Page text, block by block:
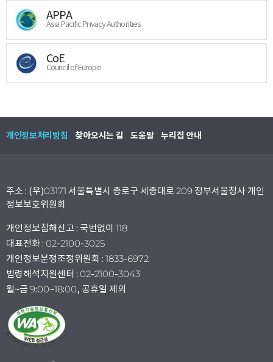
APPA
Asia Pacific Privacy Authorities
CoE
Council of Europe
개인정보처리방침 찾아오시는 길 도움말 누리집 안내
주소 : (우)03171 서울특별시 종로구 세종대로 209 정부서울청사 개인
정보보호위원회
개인정보침해신고 : 국번없이 118
대표전화 : 02-2100-3025
개인정보분쟁조정위원회 : 1833-6972
법령해석지원센터 : 02-2100-3043
월~금 9:00~18:00, 공휴일 제외